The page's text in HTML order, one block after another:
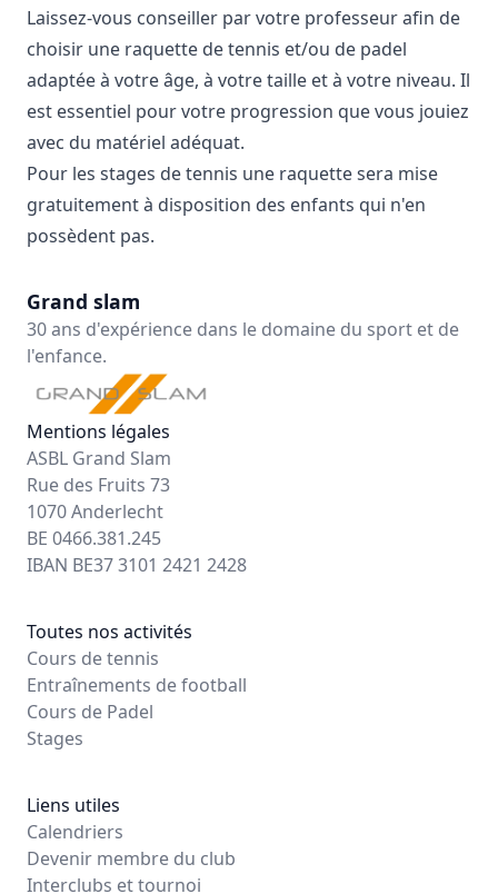
Laissez-vous conseiller par votre professeur afin de
choisir une raquette de tennis et/ou de padel
adaptée à votre âge, à votre taille et à votre niveau. Il
est essentiel pour votre progression que vous jouiez
avec du matériel adéquat.
Pour les stages de tennis une raquette sera mise
gratuitement à disposition des enfants qui n'en
possèdent pas.
Grand slam
30 ans d'expérience dans le domaine du sport et de
l'enfance.
Mentions légales
ASBL Grand Slam
Rue des Fruits 73
1070 Anderlecht
BE 0466.381.245
IBAN BE37 3101 2421 2428
Toutes nos activités
Cours de tennis
Entraînements de football
Cours de Padel
Stages
Liens utiles
Calendriers
Devenir membre du club
Interclubs et tournoi